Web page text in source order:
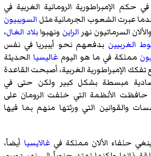
الإمبراطورية الرومانية الغربية في
السويبيون
والألان السرماتيون نهر الراين ونهبوابلاد الغال،
الغربيين بدفعهم نحو أيبيريا في نفس
مملكة في ما هو اليوم غاليسيا الحديثة
تفكك الإمبراطورية الغربية، أصبحت القاعدة
مبسطة بشكل كبير ولكن حتى في
حافظت الأنظمة التي خلفت الرومان على
والقوانين التي ورثتها منهم بما فيها
حلفاء الألان مملكة في غالايسيا أيضاً،